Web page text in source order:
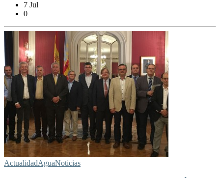
7 Jul
0
ActualidadAguaNoticias